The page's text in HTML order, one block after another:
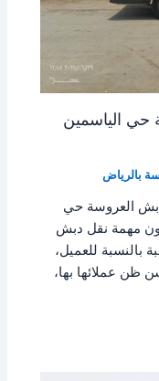
الياسمين
بالرياض
العروسة حي
مهمة نقل دبش
بالنسبة للعميل،
ظن عملائها بها،